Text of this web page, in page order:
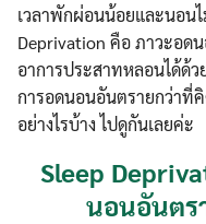
เวลาพักผ่อนน้อยและนอน
Deprivation คือ ภาวะอด
อาการประสาทหลอนได้ด้
การอดนอนอันตรายกว่าที่
อย่างไรบ้าง ไปดูกันเลยค่ะ
Sleep
นอนอันตร